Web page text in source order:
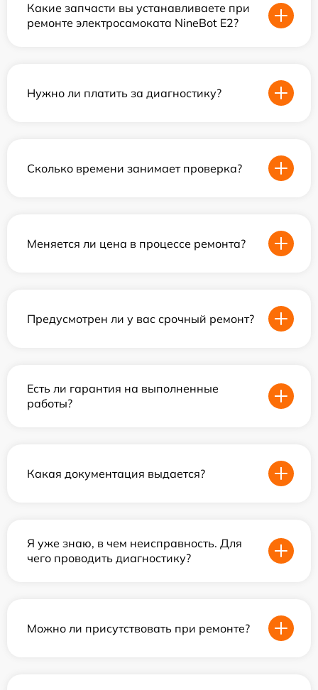
Какие запчасти вы устанавливаете при
ремонте электросамоката NineBot E2?
Нужно ли платить за диагностику?
Сколько времени занимает проверка?
Меняется ли цена в процессе ремонта?
Предусмотрен ли у вас срочный ремонт?
Есть ли гарантия на выполненные
работы?
Какая документация выдается?
Я уже знаю, в чем неисправность. Для
чего проводить диагностику?
Можно ли присутствовать при ремонте?